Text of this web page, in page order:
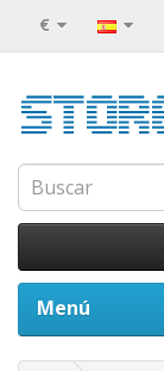
€
Menú